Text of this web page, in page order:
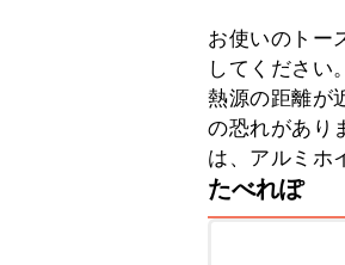
お使いのトー
してくださ
熱源の距離が
の恐れがあり
は、アルミホ
たべれぽ